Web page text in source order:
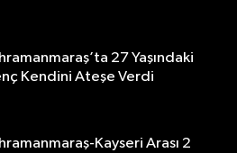
27 Yaşındaki
Kendini Ateşe Verdi
Kayseri Arası 2